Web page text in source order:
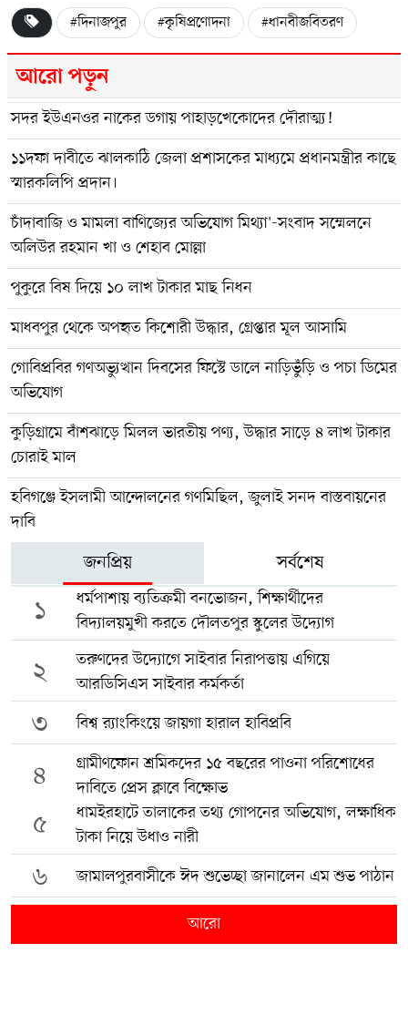
#দিনাজপুর #কৃষিপ্রণোদনা #ধানবীজবিতরণ
আরো পড়ুন
সদর ইউএনওর নাকের ডগায় পাহাড়খেকোদের দৌরাত্ম্য!
১১দফা দাবীতে ঝালকাঠি জেলা প্রশাসকের মাধ্যমে প্রধানমন্ত্রীর কাছে
স্মারকলিপি প্রদান।
চাঁদাবাজি ও মামলা বাণিজ্যের অভিযোগ মিথ্যা'-সংবাদ সম্মেলনে
অলিউর রহমান খা ও শেহাব মোল্লা
পুকুরে বিষ দিয়ে ১০ লাখ টাকার মাছ নিধন
মাধবপুর থেকে অপহৃত কিশোরী উদ্ধার, গ্রেপ্তার মূল আসামি
গোবিপ্রবির গণঅভ্যুত্থান দিবসের ফিস্টে ডালে নাড়িভুঁড়ি ও পচা ডিমের
অভিযোগ
কুড়িগ্রামে বাঁশঝাড়ে মিলল ভারতীয় পণ্য, উদ্ধার সাড়ে ৪ লাখ টাকার
চোরাই মাল
হবিগঞ্জে ইসলামী আন্দোলনের গণমিছিল, জুলাই সনদ বাস্তবায়নের
দাবি
জনপ্রিয় সর্বশেষ
১
ধর্মপাশায় ব্যতিক্রমী বনভোজন, শিক্ষার্থীদের
বিদ্যালয়মুখী করতে দৌলতপুর স্কুলের উদ্যোগ
২
তরুণদের উদ্যোগে সাইবার নিরাপত্তায় এগিয়ে
আরডিসিএস সাইবার কর্মকর্তা
৩ বিশ্ব র‍্যাংকিংয়ে জায়গা হারাল হাবিপ্রবি
৪
গ্রামীণফোন শ্রমিকদের ১৫ বছরের পাওনা পরিশোধের
দাবিতে প্রেস ক্লাবে বিক্ষোভ
৫
ধামইরহাটে তালাকের তথ্য গোপনের অভিযোগ, লক্ষাধিক
টাকা নিয়ে উধাও নারী
৬ জামালপুরবাসীকে ঈদ শুভেচ্ছা জানালেন এম শুভ পাঠান
আরো